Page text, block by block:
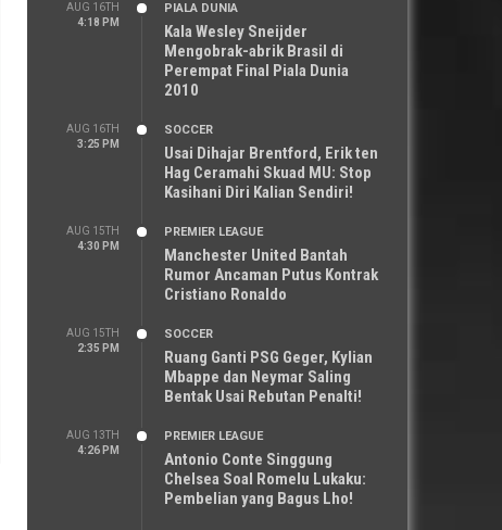
AUG 16TH
4:18 PM
PIALA DUNIA
Kala Wesley Sneijder
Mengobrak-abrik Brasil di
Perempat Final Piala Dunia
2010
AUG 16TH
3:25 PM
SOCCER
Usai Dihajar Brentford, Erik ten
Hag Ceramahi Skuad MU: Stop
Kasihani Diri Kalian Sendiri!
AUG 15TH
4:30 PM
PREMIER LEAGUE
Manchester United Bantah
Rumor Ancaman Putus Kontrak
Cristiano Ronaldo
AUG 15TH
2:35 PM
SOCCER
Ruang Ganti PSG Geger, Kylian
Mbappe dan Neymar Saling
Bentak Usai Rebutan Penalti!
AUG 13TH
4:26 PM
PREMIER LEAGUE
Antonio Conte Singgung
Chelsea Soal Romelu Lukaku:
Pembelian yang Bagus Lho!